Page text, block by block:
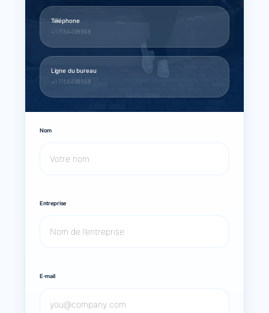
Téléphone
+1 7154498968
Ligne du bureau
+1 7154498968
Nom
Entreprise
E-mail